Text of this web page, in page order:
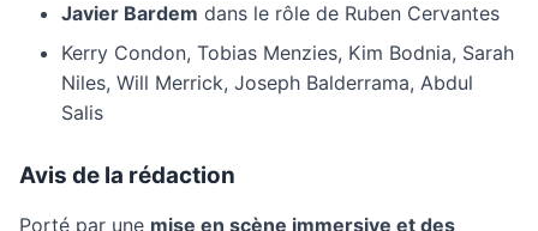
Javier Bardem dans le rôle de Ruben Cervantes
Kerry Condon, Tobias Menzies, Kim Bodnia, Sarah
Niles, Will Merrick, Joseph Balderrama, Abdul
Salis
Avis de la rédaction
Porté par une mise en scène immersive et des